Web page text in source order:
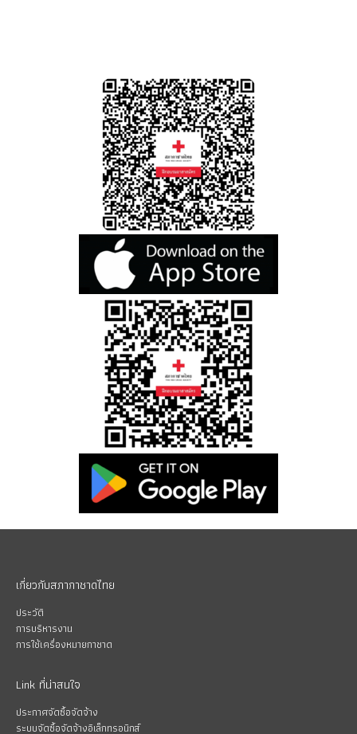
เกี่ยวกับสภากาชาดไทย
ประวัติ
การบริหารงาน
การใช้เครื่องหมายกาชาด
Link ที่น่าสนใจ
ประกาศจัดซื้อจัดจ้าง
ระบบจัดซื้อจัดจ้างอิเล็กทรอนิกส์